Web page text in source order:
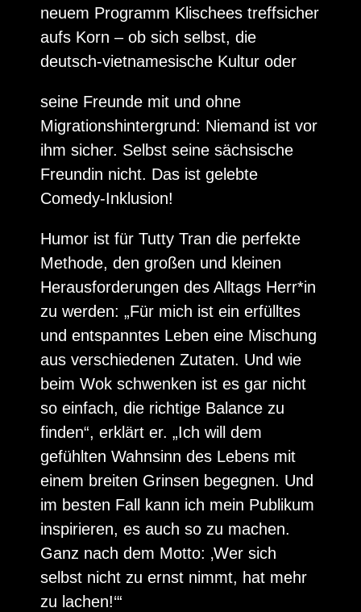
neuem Programm Klischees treffsicher
aufs Korn – ob sich selbst, die
deutsch-vietnamesische Kultur oder
seine Freunde mit und ohne
Migrationshintergrund: Niemand ist vor
ihm sicher. Selbst seine sächsische
Freundin nicht. Das ist gelebte
Comedy-Inklusion!
Humor ist für Tutty Tran die perfekte
Methode, den großen und kleinen
Herausforderungen des Alltags Herr*in
zu werden: „Für mich ist ein erfülltes
und entspanntes Leben eine Mischung
aus verschiedenen Zutaten. Und wie
beim Wok schwenken ist es gar nicht
so einfach, die richtige Balance zu
finden“, erklärt er. „Ich will dem
gefühlten Wahnsinn des Lebens mit
einem breiten Grinsen begegnen. Und
im besten Fall kann ich mein Publikum
inspirieren, es auch so zu machen.
Ganz nach dem Motto: ‚Wer sich
selbst nicht zu ernst nimmt, hat mehr
zu lachen!‘“